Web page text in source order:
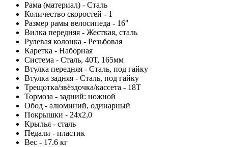
Рама (материал) - Сталь
Количество скоростей - 1
Размер рамы велосипеда - 16"
Вилка передняя - Жесткая, сталь
Рулевая колонка - Резьбовая
Каретка - Наборная
Система - Сталь, 40Т, 165мм
Втулка передняя - Сталь, под гайку
Втулка задняя - Сталь, под гайку
Трещотка/звёздочка/кассета - 18T
Тормоза - задний: ножной
Обод - алюминий, одинарный
Покрышки - 24x2,0
Крылья - сталь
Педали - пластик
Вес - 17.6 кг